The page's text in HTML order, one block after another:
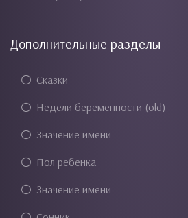
Дополнительные разделы
Сказки
Недели беременности (old)
Значение имени
Пол ребенка
Значение имени